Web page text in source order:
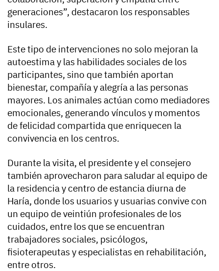
generaciones”, destacaron los responsables
insulares.
Este tipo de intervenciones no solo mejoran la
autoestima y las habilidades sociales de los
participantes, sino que también aportan
bienestar, compañía y alegría a las personas
mayores. Los animales actúan como mediadores
emocionales, generando vínculos y momentos
de felicidad compartida que enriquecen la
convivencia en los centros.
Durante la visita, el presidente y el consejero
también aprovecharon para saludar al equipo de
la residencia y centro de estancia diurna de
Haría, donde los usuarios y usuarias convive con
un equipo de veintiún profesionales de los
cuidados, entre los que se encuentran
trabajadores sociales, psicólogos,
fisioterapeutas y especialistas en rehabilitación,
entre otros.